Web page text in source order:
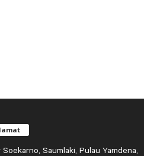
Soekarno, Saumlaki, Pulau Yamdena,